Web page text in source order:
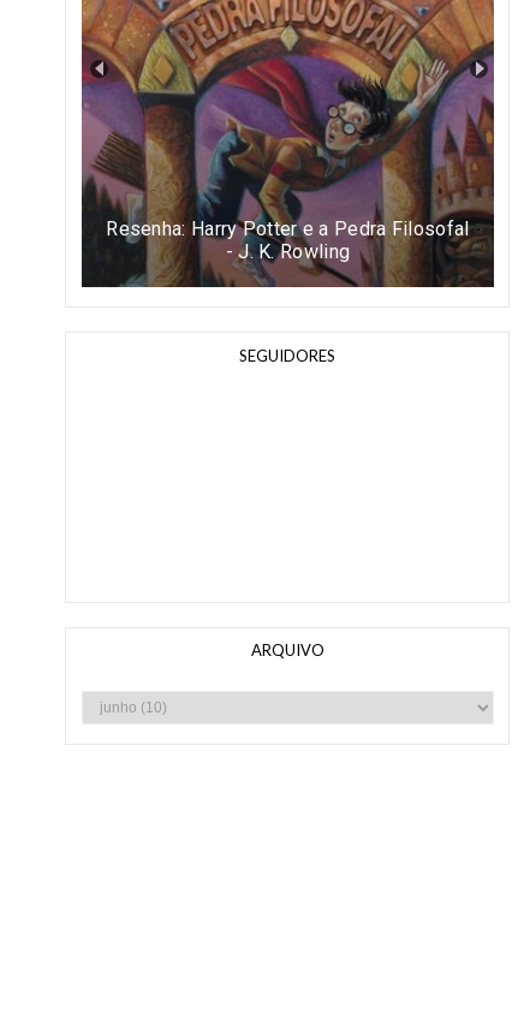
Resenha: Harry Potter e a Pedra Filosofal
- J. K. Rowling
SEGUIDORES
ARQUIVO